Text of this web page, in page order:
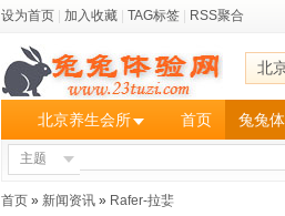
设为首页 加入收藏 TAG标签 RSS聚合
北
北京养生会所 首页 兔兔
主题
首页 » 新闻资讯 » Rafer-拉婓